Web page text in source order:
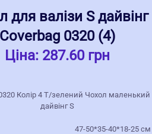
для валізи S дайвінг
Coverbag 0320 (4)
Ціна: 287.60 грн
Колір 4 Т/зелений Чохол маленький
дайвінг S
47-50*35-40*18-25 см